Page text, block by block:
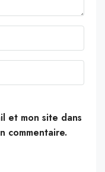
et mon site dans
commentaire.